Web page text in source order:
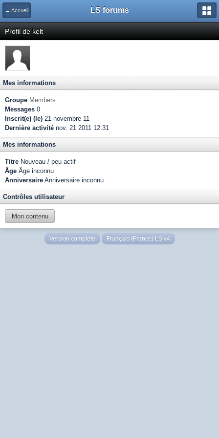
← Accueil LS forums
Profil de kelt
Mes informations
Groupe Members
Messages 0
Inscrit(e) (le) 21-novembre 11
Dernière activité nov. 21 2011 12:31
Mes informations
Titre Nouveau / peu actif
Âge Âge inconnu
Anniversaire Anniversaire inconnu
Contrôles utilisateur
Mon contenu
Version complète Français (France) LS v4